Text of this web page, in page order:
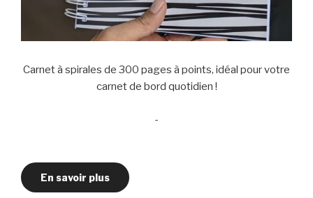
Carnet à spirales de 300 pages à points, idéal pour votre
carnet de bord quotidien !
-
En savoir plus